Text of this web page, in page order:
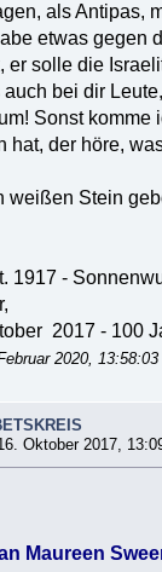
als Antipas,
etwas gegen
er solle die
auch bei dir
Sonst
hat, der höre,
weißen Stein
1917 -
2017 - 100
2020,
Oktober 2017,
Maureen